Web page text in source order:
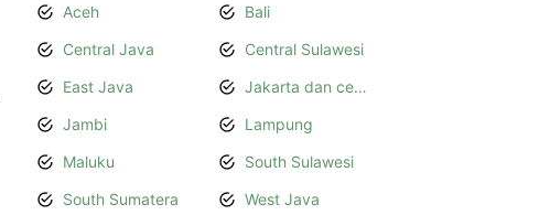
Aceh
Bali
Central Java
Central Sulawesi
East Java
Jakarta dan cerita bersamanya
Jambi
Lampung
Maluku
South Sulawesi
South Sumatera
West Java